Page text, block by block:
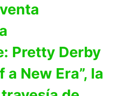
Pretty Derby
New Era”, la